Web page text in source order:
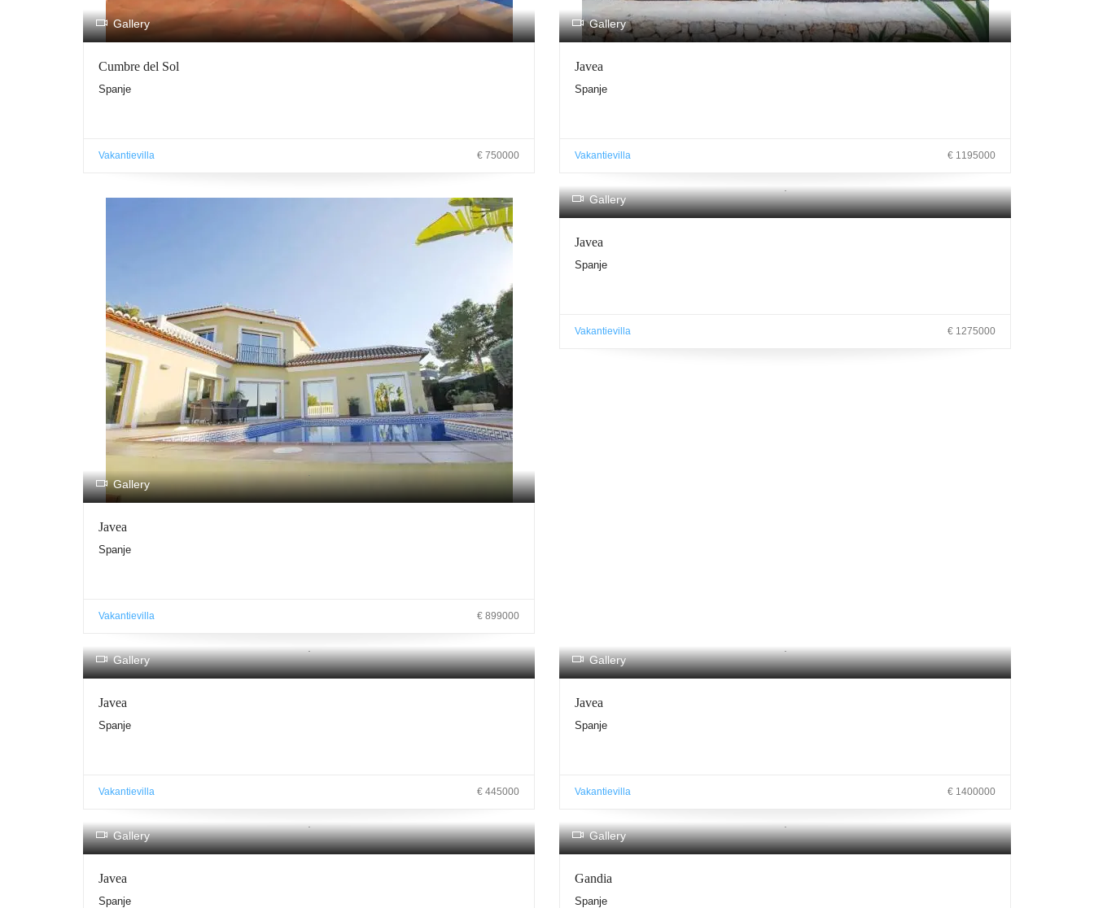
Gallery
Cumbre del Sol
Spanje
Vakantievilla € 750000
Gallery
Javea
Spanje
Vakantievilla € 1195000
Gallery
.
Javea
Spanje
Vakantievilla € 899000
Gallery
.
Javea
Spanje
Vakantievilla € 1275000
Gallery
.
Javea
Spanje
Vakantievilla € 445000
Gallery
.
Javea
Spanje
Vakantievilla € 1400000
Gallery
.
Javea
Spanje
Gallery
.
Gandia
Spanje